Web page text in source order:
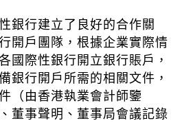
銀行建立了良好的合作關
開戶團隊，根據企業實際情
國際性銀行開立銀行賬戶，
銀行開戶所需的相關文件，
（由香港執業會計師鑒
董事聲明、董事局會議記錄